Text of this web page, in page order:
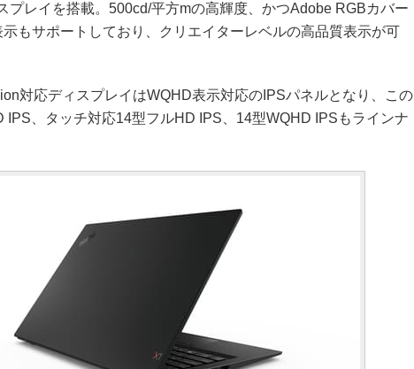
プレイを搭載。500cd/平方mの高輝度、かつAdobe RGBカバー
もサポートしており、クリエイターレベルの高品質表示が可
対応ディスプレイはWQHD表示対応のIPSパネルとなり、この
IPS、タッチ対応14型フルHD IPS、14型WQHD IPSもラインナ